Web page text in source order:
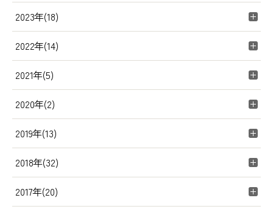
2023年(18)
2022年(14)
2021年(5)
2020年(2)
2019年(13)
2018年(32)
2017年(20)